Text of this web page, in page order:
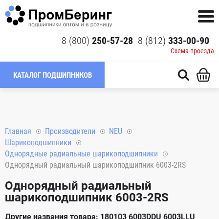
8 (800) 250-57-28 8 (812) 333-00-90
Схема проезда
КАТАЛОГ ПОДШИПНИКОВ
Главная Производители
NEU
Шарикоподшипники
Однорядные радиальные шарикоподшипники
Однорядный радиальный шарикоподшипник 6003-2RS
Однорядный радиальный
шарикоподшипник 6003-2RS
Другие названия товара: 180103 6003DDU 6003LLU